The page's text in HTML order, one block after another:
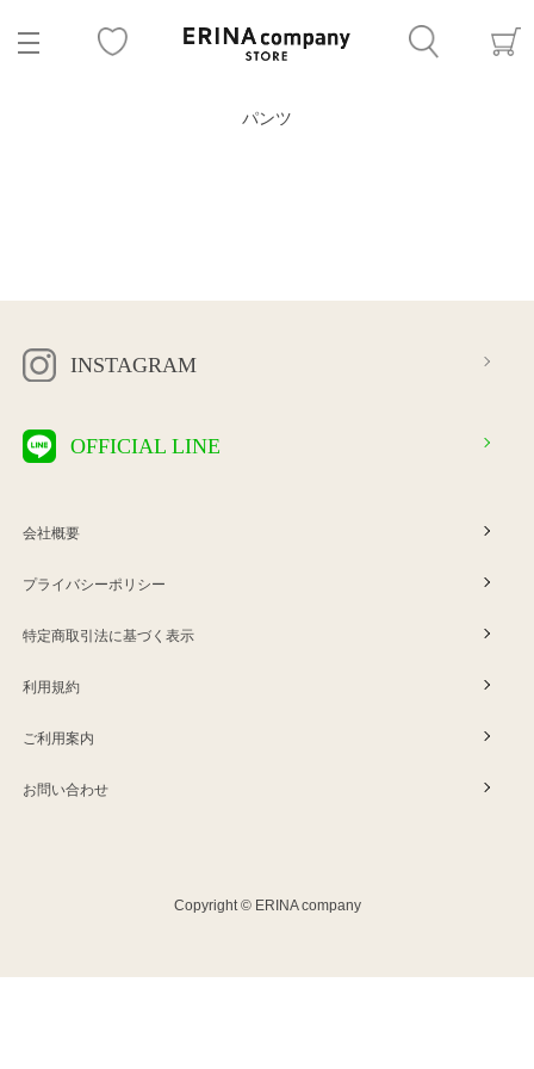
パンツ
INSTAGRAM
OFFICIAL LINE
会社概要
プライバシーポリシー
特定商取引法に基づく表示
利用規約
ご利用案内
お問い合わせ
Copyright © ERINA company